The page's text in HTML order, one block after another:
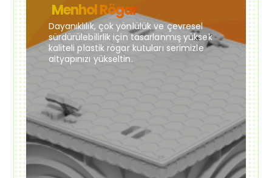
Menhol Rögar
Dayanıklılık, çok yönlülük ve çevresel
sürdürülebilirlik için tasarlanmış yüksek
kaliteli plastik rögar kutuları serimizle
altyapınızı yükseltin.